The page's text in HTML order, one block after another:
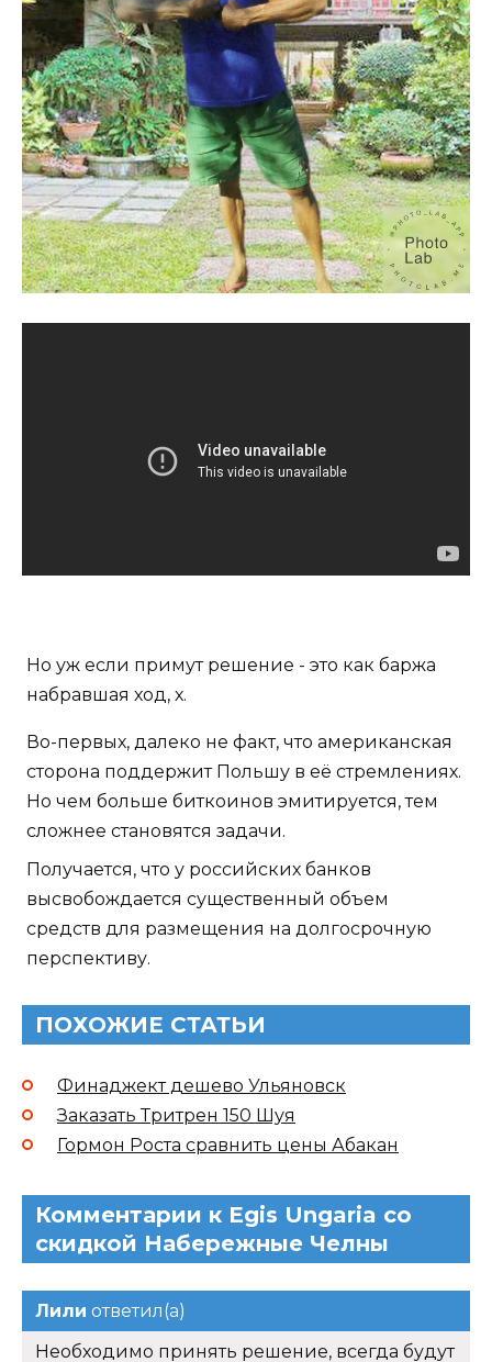
Но уж если примут решение - это как баржа
набравшая ход, х.
Во-первых, далеко не факт, что американская
сторона поддержит Польшу в её стремлениях.
Но чем больше биткоинов эмитируется, тем
сложнее становятся задачи.
Получается, что у российских банков
высвобождается существенный объем
средств для размещения на долгосрочную
перспективу.
ПОХОЖИЕ СТАТЬИ
Финаджект дешево Ульяновск
Заказать Тритрен 150 Шуя
Гормон Роста сравнить цены Абакан
Комментарии к Egis Ungaria со
скидкой Набережные Челны
Лили ответил(а)
Необходимо принять решение, всегда будут